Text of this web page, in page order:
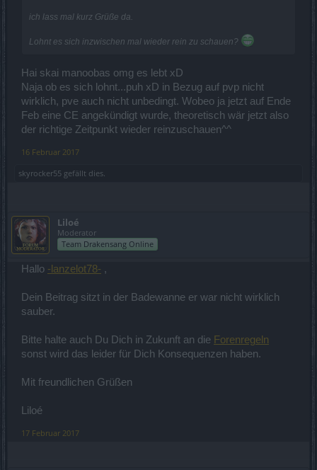
ich lass mal kurz Grüße da.
Lohnt es sich inzwischen mal wieder rein zu schauen?
Hai skai manoobas omg es lebt xD
Naja ob es sich lohnt...puh xD in Bezug auf pvp nicht
wirklich, pve auch nicht unbedingt. Wobeo ja jetzt auf Ende
Feb eine CE angekündigt wurde, theoretisch wär jetzt also
der richtige Zeitpunkt wieder reinzuschauen^^
16 Februar 2017
skyrocker55 gefällt dies.
Liloé
Moderator
Team Drakensang Online
Hallo -lanzelot78- ,
Dein Beitrag sitzt in der Badewanne er war nicht wirklich
sauber.
Bitte halte auch Du Dich in Zukunft an die Forenregeln
sonst wird das leider für Dich Konsequenzen haben.
Mit freundlichen Grüßen
Liloé
17 Februar 2017